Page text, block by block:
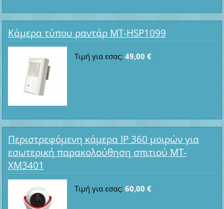
Κάμερα τύπου ραντάρ MT-HSP1099
Τιμή για εσας: 49,00 €
Περιστρεφόμενη κάμερα IP 360 μοιρών για
εσωτερική παρακολούθηση σπιτιού MT-
XM3401
Τιμή για εσας: 60,00 €